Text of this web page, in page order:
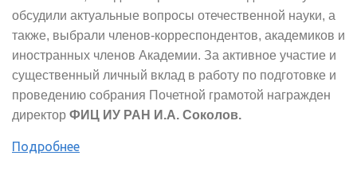
обсудили актуальные вопросы отечественной науки, а
также, выбрали членов-корреспондентов, академиков и
иностранных членов Академии. За активное участие и
существенный личный вклад в работу по подготовке и
проведению собрания Почетной грамотой награжден
директор ФИЦ ИУ РАН И.А. Соколов.
Подробнее